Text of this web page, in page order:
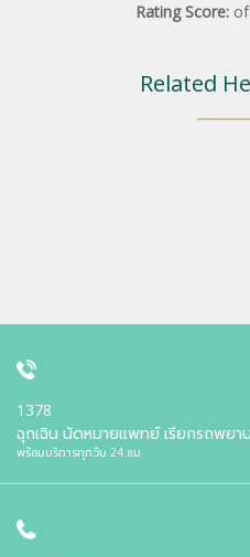
Rating Score: of
Related
1378
ฉุกเฉิน นัดหมายแพทย์ เรียกรถพยา
พร้อมบริการทุกวัน 24 ชม.